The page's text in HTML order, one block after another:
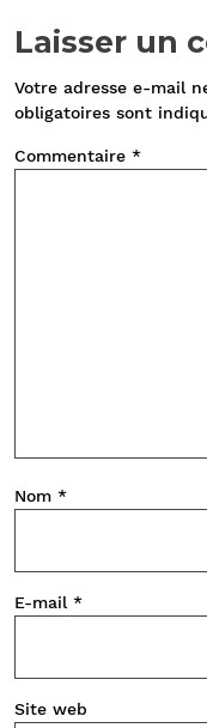
Laisser un
Votre adresse e-mail
obligatoires sont
Commentaire *
Nom *
E-mail *
Site web